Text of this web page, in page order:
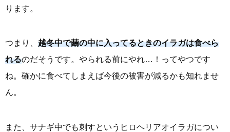
ります。
つまり、 越冬中で繭の中に入ってるときのイラガは食べら
れるのだそうです。やられる前にやれ…！ってやつです
ね。確かに食べてしまえば今後の被害が減るかも知れませ
ん。
また、サナギ中でも刺すというヒロヘリアオイラガについ